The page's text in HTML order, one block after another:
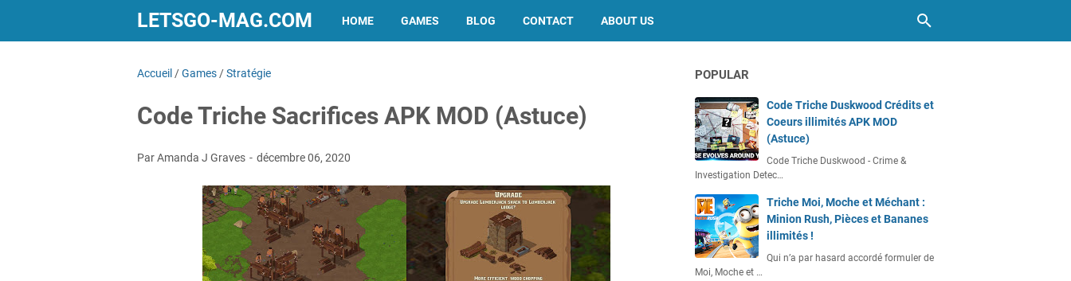
LETSGO-MAG.COM HOME GAMES BLOG CONTACT ABOUT US
Accueil /Games /Stratégie
Code Triche Sacrifices APK MOD (Astuce)
Par Amanda J Graves décembre 06, 2020
POPULAR
Code Triche Duskwood Crédits et
Coeurs illimités APK MOD
(Astuce)
Code Triche Duskwood - Crime &
Investigation Detec…
Triche Moi, Moche et Méchant :
Minion Rush, Pièces et Bananes
illimités !
Qui n’a par hasard accordé formuler de
Moi, Moche et …